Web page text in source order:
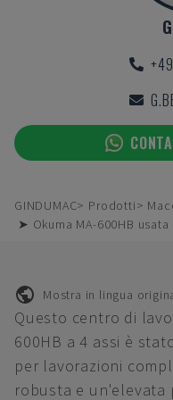
GINDUMAC Prodotti
➤ Okuma MA-600HB
Mostra in lingua
Questo centro di
600HB a 4 assi è
per lavorazioni
robusta e un'elevata